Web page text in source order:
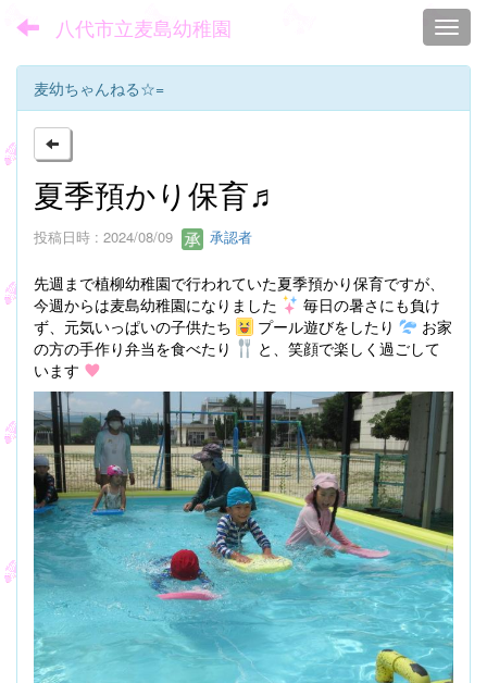
八代市立麦島幼稚園
麦幼ちゃんねる☆=
夏季預かり保育♬
投稿日時 : 2024/08/09 承認者
先週まで植柳幼稚園で行われていた夏季預かり保育ですが、
今週からは麦島幼稚園になりました
毎日の暑さにも負け
ず、元気いっぱいの子供たち
プール遊びをしたり
お家
の方の手作り弁当を食べたり
と、笑顔で楽しく過ごして
います